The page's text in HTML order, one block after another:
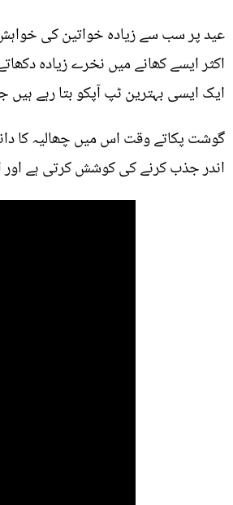
عید پر سب سے زیادہ خواتین کی
اکثر ایسے کھانے میں نخرے زیادہ
ایک ایسی بہترین ٹپ آپکو بتا رہے ہیں
گوشت پکاتے وقت اس میں چھالیہ کا
اندر جذب کرنے کی کوشش کرتی ہے اور